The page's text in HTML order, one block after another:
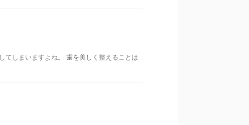
てしまいますよね。 歯を美しく整えることは